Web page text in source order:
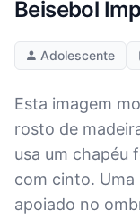
Beisebol
Adolescente
Esta imagem
rosto de
usa um chapéu
com cinto. Uma
apoiado no